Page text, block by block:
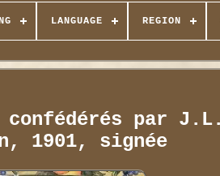
LANGUAGE REGION
par
1901, signée